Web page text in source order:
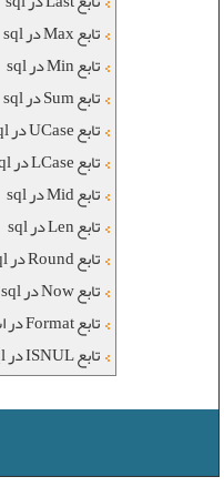
تابع Max در sql
تابع Min در sql
تابع Sum در sql
تابع UCase در sql
تابع LCase در sql
تابع Mid در sql
تابع Len در sql
تابع Round در sql
تابع Now در sql
تابع Format در اسکیوال
تابع ISNUL در sql